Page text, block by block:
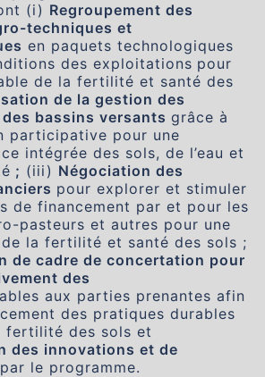
(i) Regroupement des
techniques et
en paquets technologiques
des exploitations pour
de la fertilité et santé des
de la gestion des
bassins versants grâce à
participative pour une
intégrée des sols, de l’eau et
; (iii) Négociation des
pour explorer et stimuler
de financement par et pour les
pasteurs et autres pour une
la fertilité et santé des sols ;
de cadre de concertation pour
des
aux parties prenantes afin
des pratiques durables
fertilité des sols et
des innovations et de
par le programme.